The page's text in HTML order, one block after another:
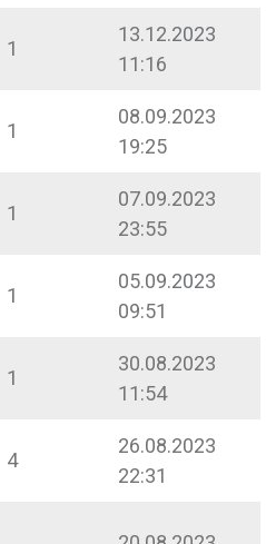
1
13.12.2023
11:16
1
08.09.2023
19:25
1
07.09.2023
23:55
1
05.09.2023
09:51
1
30.08.2023
11:54
4
26.08.2023
22:31